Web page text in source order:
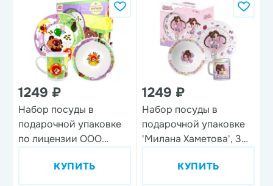
1249 ₽
Набор посуды в
подарочной упаковке
по лицензии ООО
дизайн 1, 3 предмета,
фарфор
КУПИТЬ
1249 ₽
Набор посуды в
подарочной упаковке
'Милана Хаметова', 3
КУПИТЬ